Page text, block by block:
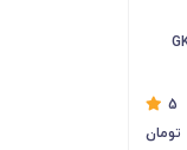
5
تومان